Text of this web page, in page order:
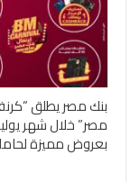
بنك مصر يطلق
بعروض مميزة